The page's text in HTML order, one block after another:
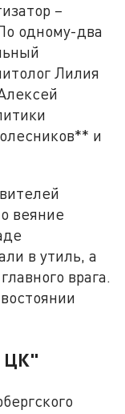
–
одному-два
Лилия
и
веяние
в утиль, а
врага.
ЦК"